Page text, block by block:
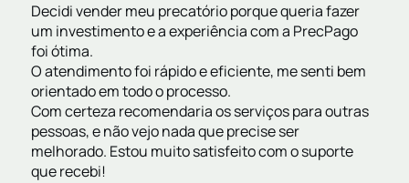
Decidi vender meu precatório porque queria fazer
um investimento e a experiência com a PrecPago
foi ótima.
O atendimento foi rápido e eficiente, me senti bem
orientado em todo o processo.
Com certeza recomendaria os serviços para outras
pessoas, e não vejo nada que precise ser
melhorado. Estou muito satisfeito com o suporte
que recebi!